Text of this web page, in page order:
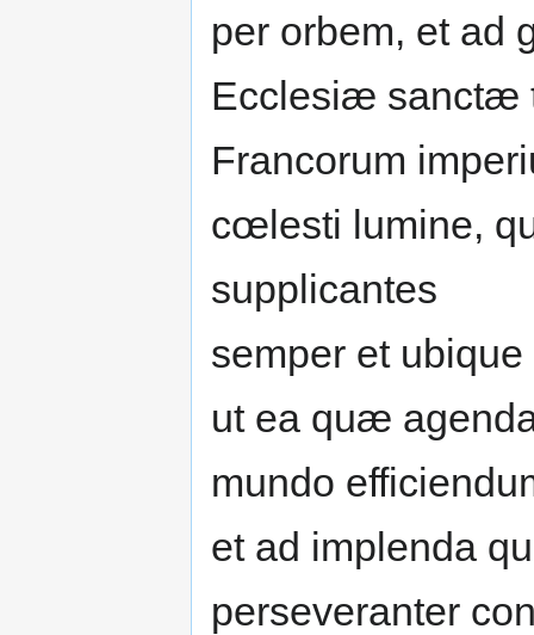
per orbem, et ad
Ecclesiæ sanctæ
Francorum
cœlesti lumine,
supplicantes
semper et
ut ea quæ
mundo
et ad implenda
perseveranter